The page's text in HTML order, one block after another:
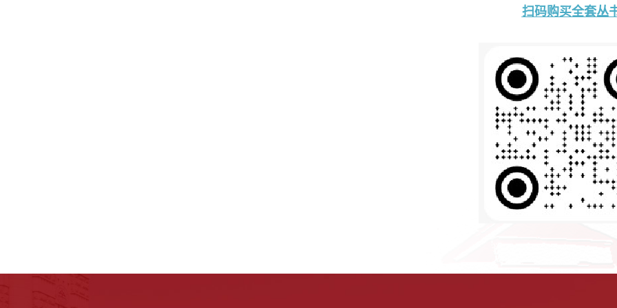
扫码购买全套丛